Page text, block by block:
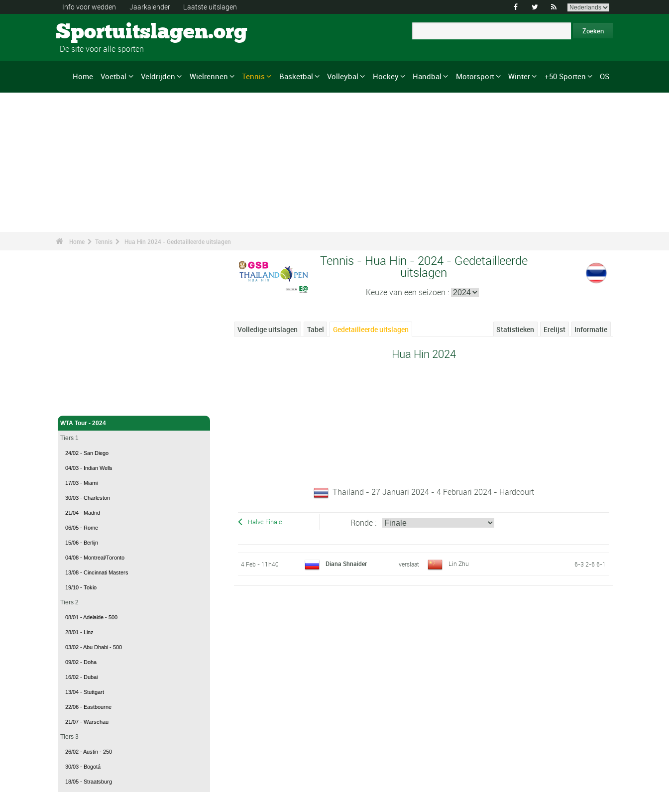
Info voor wedden Jaarkalender Laatste uitslagen   
Sportuitslagen.org
De site voor alle sporten
Home Voetbal Veldrijden Wielrennen Tennis Basketbal Volleybal Hockey Handbal Motorsport Winter +50 Sporten OS
Home Tennis Hua Hin 2024 - Gedetailleerde uitslagen
WTA Tour - 2024
Tiers 1
24/02 - San Diego
04/03 - Indian Wells
17/03 - Miami
30/03 - Charleston
21/04 - Madrid
06/05 - Rome
15/06 - Berlijn
04/08 - Montreal/Toronto
13/08 - Cincinnati Masters
19/10 - Tokio
Tiers 2
08/01 - Adelaide - 500
28/01 - Linz
03/02 - Abu Dhabi - 500
09/02 - Doha
16/02 - Dubai
13/04 - Stuttgart
22/06 - Eastbourne
21/07 - Warschau
Tiers 3
26/02 - Austin - 250
30/03 - Bogotá
18/05 - Straatsburg
Tennis - Hua Hin - 2024 - Gedetailleerde
uitslagen
Keuze van een seizoen :
Volledige uitslagen Tabel Gedetailleerde uitslagen Informatie
Erelijst
Statistieken
Hua Hin 2024
Thailand - 27 Januari 2024 - 4 Februari 2024 - Hardcourt
Halve Finale Ronde :
4 Feb - 11h40 Diana Shnaider verslaat Lin Zhu 6-3 2-6 6-1